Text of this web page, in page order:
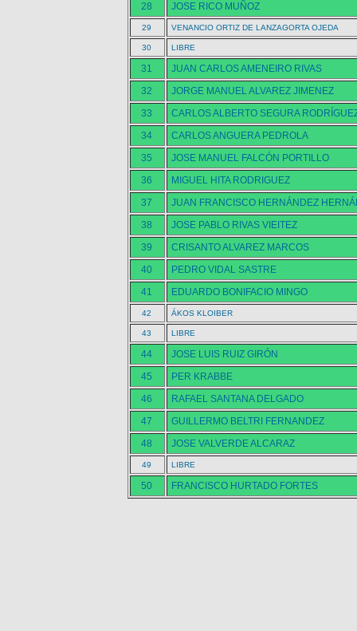
28
JOSE RICO MUÑOZ
29 VENANCIO ORTIZ DE LANZAGORTA OJEDA
30 LIBRE
31
JUAN CARLOS AMENEIRO RIVAS
32
JORGE MANUEL ALVAREZ JIMENEZ
33
CARLOS ALBERTO SEGURA
34
CARLOS ANGUERA PEDROLA
35
JOSE MANUEL FALCÓN PORTILLO
36
MIGUEL HITA RODRIGUEZ
37
JUAN FRANCISCO HERNÁNDEZ
38
JOSE PABLO RIVAS VIEITEZ
39
CRISANTO ALVAREZ MARCOS
40
PEDRO VIDAL SASTRE
41
EDUARDO BONIFACIO MINGO
42 ÁKOS KLOIBER
43 LIBRE
44
JOSE LUIS RUIZ GIRÓN
45
PER KRABBE
46
RAFAEL SANTANA DELGADO
47
GUILLERMO BELTRI FERNANDEZ
48
JOSE VALVERDE ALCARAZ
49 LIBRE
50 FRANCISCO HURTADO FORTES